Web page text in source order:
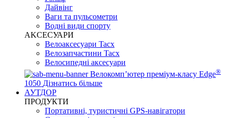
Дайвінг
Ваги та пульсометри
Водні види спорту
AKCЕСУАРИ
Велоаксесуари Tacx
Велозапчастини Tacx
Велосипедні аксесуари
Велокомп’ютер преміум-класу Edge®
1050 Дізнатись більше
АУТДОР
ПРОДУКТИ
Портативні, туристичні GPS-навігатори